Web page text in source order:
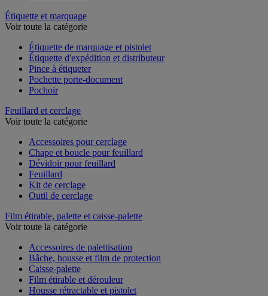
Étiquette et marquage
Étiquette de marquage et pistolet
Étiquette d'expédition et distributeur
Pince à étiqueter
Pochette porte-document
Feuillard et cerclage
Accessoires pour cerclage
Chape et boucle pour feuillard
Dévidoir pour feuillard
Feuillard
Kit de cerclage
Film étirable, palette et caisse-palette
Accessoires de palettisation
Bâche, housse et film de protection
Caisse-palette
Film étirable et dérouleur